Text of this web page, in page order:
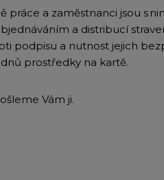
práce a zaměstnanci jsou s
a distribucí
podpisu a nutnost jejich
prostředky na kartě.
Vám ji.